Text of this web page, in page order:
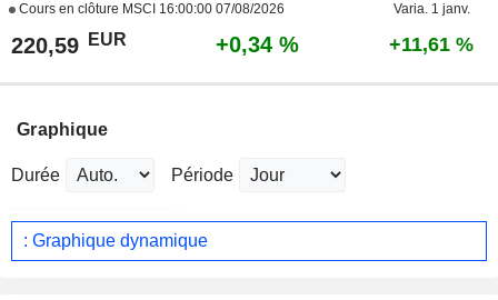
Cours en clôture MSCI 16:00:00 07/08/2026 Varia. 1 janv.
220,59 EUR +0,34 % +11,61 %
Graphique
Durée Période
: Graphique dynamique